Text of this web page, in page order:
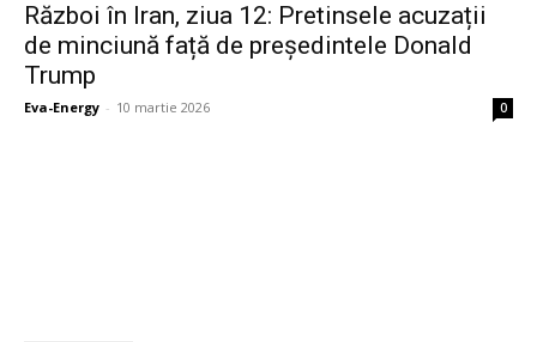
Război în Iran, ziua 12: Pretinsele acuzații
de minciună față de președintele Donald
Trump
Eva-Energy - 10 martie 2026 0